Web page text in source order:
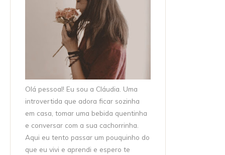
Olá pessoal! Eu sou a Cláudia. Uma
introvertida que adora ficar sozinha
em casa, tomar uma bebida quentinha
e conversar com a sua cachorrinha.
Aqui eu tento passar um pouquinho do
que eu vivi e aprendi e espero te